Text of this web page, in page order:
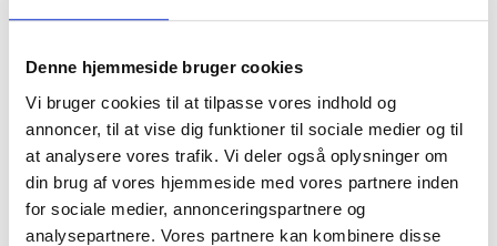
Denne hjemmeside bruger cookies
Vi bruger cookies til at tilpasse vores indhold og
annoncer, til at vise dig funktioner til sociale medier og til
at analysere vores trafik. Vi deler også oplysninger om
din brug af vores hjemmeside med vores partnere inden
for sociale medier, annonceringspartnere og
analysepartnere. Vores partnere kan kombinere disse
Måleområde: 0-100 %LEL
Udgangssignal: 4-20 mA
Hus: Aluminium
Montage: Væg eller i kanal/rør
ATEX-certificeret: II 2G EEx de [ib] IIC T6 PTB 00
ATEX 1075
SIL-1 certificeret